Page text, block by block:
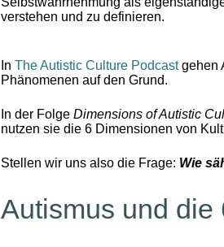
verstehen und zu definieren.
In The Autistic Culture Podcastgehen
Phänomenen auf den Grund.
In der Folge Dimensions of Autistic
nutzen sie die 6 Dimensionen von
Stellen wir uns also die Frage: Wie
Autismus und die